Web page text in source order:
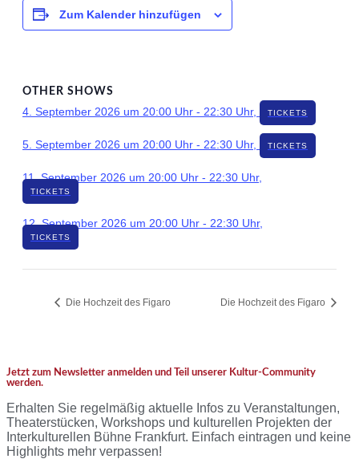
Zum Kalender hinzufügen
OTHER SHOWS
4. September 2026 um 20:00 Uhr - 22:30 Uhr, TICKETS
5. September 2026 um 20:00 Uhr - 22:30 Uhr, TICKETS
11. September 2026 um 20:00 Uhr - 22:30 Uhr,
TICKETS
12. September 2026 um 20:00 Uhr - 22:30 Uhr,
TICKETS
Die Hochzeit des Figaro Die Hochzeit des Figaro
Jetzt zum Newsletter anmelden und Teil unserer Kultur-Community
werden.
Erhalten Sie regelmäßig aktuelle Infos zu Veranstaltungen,
Theaterstücken, Workshops und kulturellen Projekten der
Interkulturellen Bühne Frankfurt. Einfach eintragen und keine
Highlights mehr verpassen!